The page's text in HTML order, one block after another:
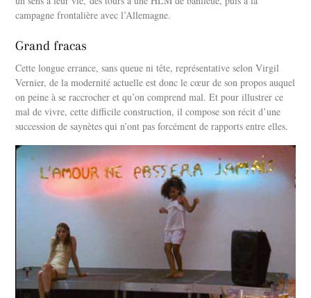
campagne frontalière avec l’Allemagne.
Grand fracas
Cette longue errance, sans queue ni tête, représentative selon Virgil
Vernier, de la modernité actuelle est donc le cœur de son propos auquel
on peine à se raccrocher et qu’on comprend mal. Et pour illustrer ce
mal de vivre, cette difficile construction, il compose son récit d’une
succession de saynètes qui n’ont pas forcément de rapports entre elles.